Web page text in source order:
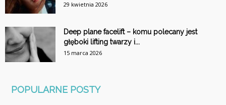
29 kwietnia 2026
Deep plane facelift – komu polecany jest
głęboki lifting twarzy i...
15 marca 2026
POPULARNE POSTY